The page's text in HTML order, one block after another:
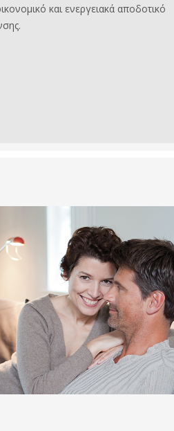
και ενεργειακά αποδοτικό